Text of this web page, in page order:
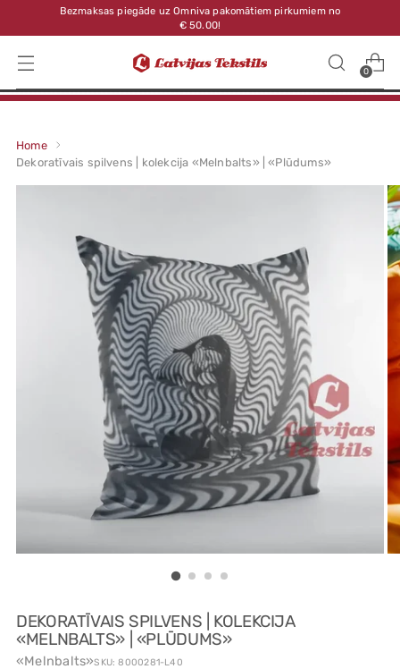
Bezmaksas piegāde uz Omniva pakomātiem pirkumiem no
€ 50.00!
0
Home
Dekoratīvais spilvens | kolekcija «Melnbalts» | «Plūdums»
DEKORATĪVAIS SPILVENS | KOLEKCIJA
«MELNBALTS» | «PLŪDUMS»
«Melnbalts»SKU: 8000281-L40